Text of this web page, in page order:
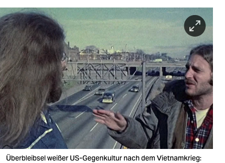
sport
berlin
nord
wahrheit
verlag
verlag
veranstaltungen
shop
Überbleibsel weißer US-Gegenkultur nach dem Vietnamkrieg: